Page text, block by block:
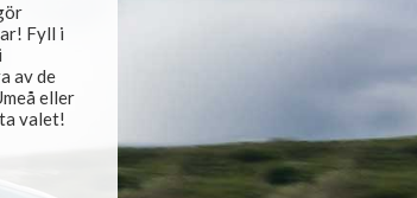
Fyll i
av de
eller
valet!